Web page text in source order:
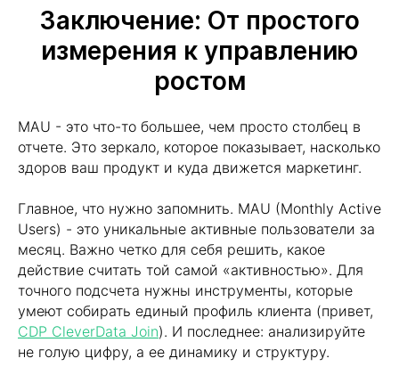
Заключение: От простого
измерения к управлению
ростом
MAU - это что-то большее, чем просто столбец в
отчете. Это зеркало, которое показывает, насколько
здоров ваш продукт и куда движется маркетинг.
Главное, что нужно запомнить. MAU (Monthly Active
Users) - это уникальные активные пользователи за
месяц. Важно четко для себя решить, какое
действие считать той самой «активностью». Для
точного подсчета нужны инструменты, которые
умеют собирать единый профиль клиента (привет,
CDP CleverData Join). И последнее: анализируйте
не голую цифру, а ее динамику и структуру.
Нажимая кнопку "Запросить", я даюсогласие
на обработку персональных данных и
конфиденциальности
Нажимая кнопку "Запросить", я даюсогласие
на получение рассылки рекламно-
информационных материалов
Запросить
Контакты